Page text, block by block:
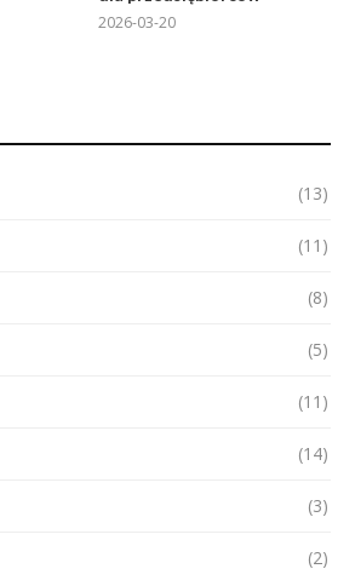
2026-03-20
(13)
(11)
(8)
(5)
(11)
(14)
(3)
(2)